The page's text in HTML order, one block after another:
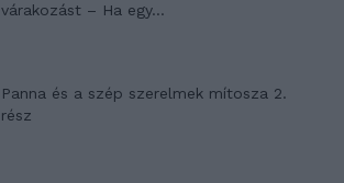
várakozást – Ha egy...
Panna és a szép szerelmek mítosza 2.
rész